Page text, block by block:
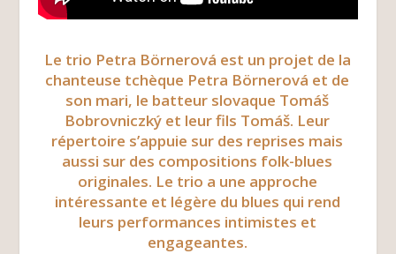
Le trio Petra Börnerová est un projet de la
chanteuse tchèque Petra Börnerová et de
son mari, le batteur slovaque Tomáš
Bobrovniczký et leur fils Tomáš. Leur
répertoire s’appuie sur des reprises mais
aussi sur des compositions folk-blues
originales. Le trio a une approche
intéressante et légère du blues qui rend
leurs performances intimistes et
engageantes.